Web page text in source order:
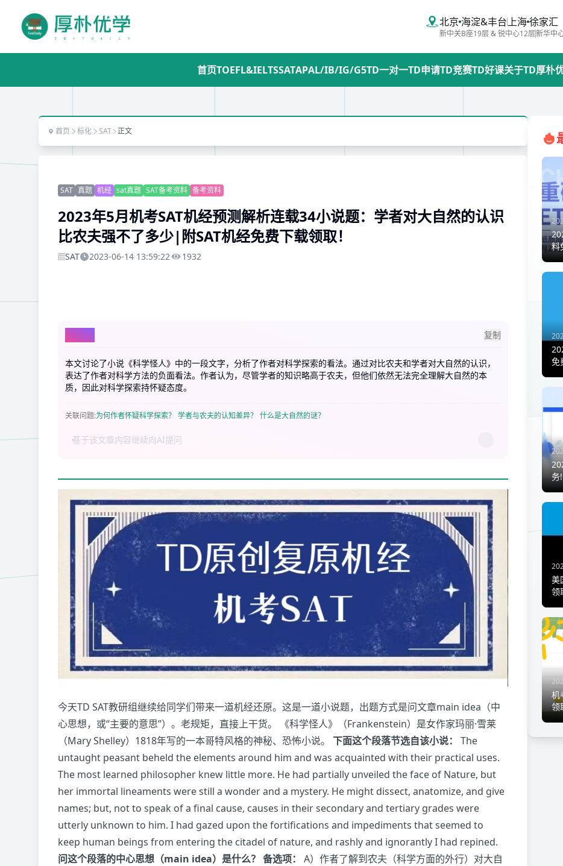
北京 海淀&丰台上海徐家汇
新中关B座19层 & 锐中心12层新华中
首页TOEFL&IELTSSATAPAL/IB/IG/G5TD一对一TD申请TD竞赛TD好课关于TD厚朴
首页 标化 SAT 正文
SAT 真题 机经 sat真题 SAT备考资料 备考资料
2023年5月机考SAT机经预测解析连载34小说题：学者对大自然的认识
比农夫强不了多少|附SAT机经免费下载领取！
SAT 2023-06-14 13:59:22 1932
AI总结 复制
本文讨论了小说《科学怪人》中的一段文字，分析了作者对科学探索的看法。通过对比农夫和学者对大自然的认识，
表达了作者对科学方法的负面看法。作者认为，尽管学者的知识略高于农夫，但他们依然无法完全理解大自然的本
质，因此对科学探索持怀疑态度。
关联问题:为何作者怀疑科学探索？ 学者与农夫的认知差异？ 什么是大自然的谜？
今天TD SAT教研组继续给同学们带来一道机经还原。这是一道小说题，出题方式是问文章main idea（中
心思想，或“主要的意思”）。老规矩，直接上干货。 《科学怪人》（Frankenstein）是女作家玛丽·雪莱
（Mary Shelley）1818年写的一本哥特风格的神秘、恐怖小说。 下面这个段落节选自该小说：
The
untaught peasant beheld the elements around him and was acquainted with their practical uses.
The most learned philosopher knew little more. He had partially unveiled the face of Nature, but
her immortal lineaments were still a wonder and a mystery. He might dissect, anatomize, and give
names; but, not to speak of a final cause, causes in their secondary and tertiary grades were
utterly unknown to him. I had gazed upon the fortifications and impediments that seemed to
keep human beings from entering the citadel of nature, and rashly and ignorantly I had repined.
问这个段落的中心思想（main idea）是什么？ 备选项：
A）作者了解到农夫（科学方面的外行）对大自
料
免
务!
美
领
机
领